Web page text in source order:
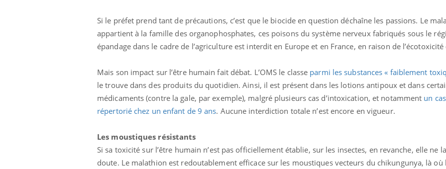
Si le préfet prend tant de précautions, c’est que le biocide en question déchaîne les passions. Le
appartient à la famille des organophosphates, ces poisons du système nerveux fabriqués sous le
épandage dans le cadre de l’agriculture est interdit en Europe et en France, en raison de
Mais son impact sur l’être humain fait débat. L’OMS le classe parmi les substances « faiblement
le trouve dans des produits du quotidien. Ainsi, il est présent dans les lotions antipoux et dans
médicaments (contre la gale, par exemple), malgré plusieurs cas d’intoxication, et notamment un
répertorié chez un enfant de 9 ans. Aucune interdiction totale n’est encore en vigueur.
Les moustiques résistants
Si sa toxicité sur l’être humain n’est pas officiellement établie, sur les insectes, en revanche, elle ne
doute. Le malathion est redoutablement efficace sur les moustiques vecteurs du chikungunya, là où
expliquer ma maladieYoutube
Il y a des sujets qui sont faciles à aborder...
d'autres non ! D'un côté, poser des
questions sur la maladie d'un proche c'est
prévenirYoutube
Fatigue, irritabilité, brouillard mental ou
même alopécie… Les symptômes de la
carence en fer sont multiples ce qui la rend
osait en parler??
En 2026, l'insuline dans
reste entourée d'idées
patients comme parfois